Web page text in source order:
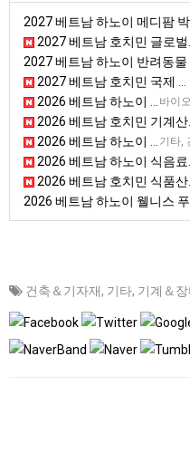
2027 베트남 하노이 메디팜
2027 베트남 호치민 글로벌 소싱페어 전시회
2027 베트남 하노이 반려동물
2027 베트남 호치민 국제 의류, 섬유 및 섬유 기술 무역 전시회
바이
2026 베트남 하노이 의료·병원 및 제약 전시회
2026 베트남 호치민 기계산업 전시회(VINAMAC) [VINAMAC EXPO]
기타,
2026 베트남 하노이 제4차 건축자재 전시회 [ VIETBUILD HANOI 2026 - Phase IV]
2026 베트남 하노이 식음료 및 식품 가공기기 전시회
2026 베트남 호치민 식품산업 박람회 [Vietnam Foodexpo]
2026 베트남 하노이 웰니스 푸드&라이프
건축＆기자재, 기타, 기계＆장